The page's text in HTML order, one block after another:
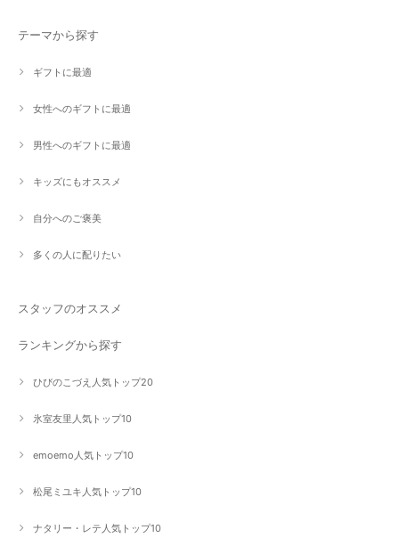
テーマから探す
ギフトに最適
女性へのギフトに最適
男性へのギフトに最適
キッズにもオススメ
自分へのご褒美
多くの人に配りたい
スタッフのオススメ
ランキングから探す
ひびのこづえ人気トップ20
氷室友里人気トップ10
emoemo人気トップ10
松尾ミユキ人気トップ10
ナタリー・レテ人気トップ10